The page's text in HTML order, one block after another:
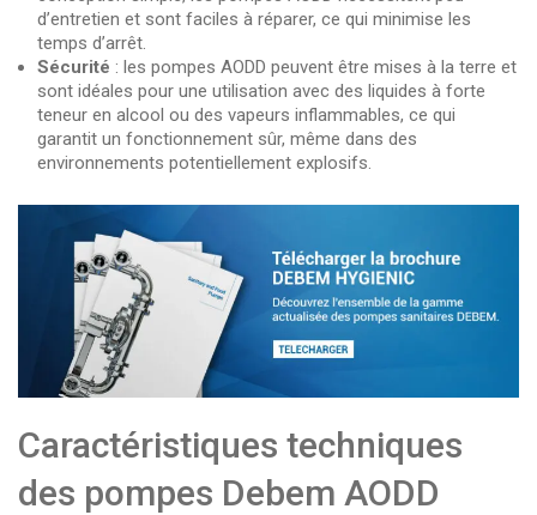
d’entretien et sont faciles à réparer, ce qui minimise les
temps d’arrêt.
Sécurité : les pompes AODD peuvent être mises à la terre et
sont idéales pour une utilisation avec des liquides à forte
teneur en alcool ou des vapeurs inflammables, ce qui
garantit un fonctionnement sûr, même dans des
environnements potentiellement explosifs.
Caractéristiques techniques
des pompes Debem AODD